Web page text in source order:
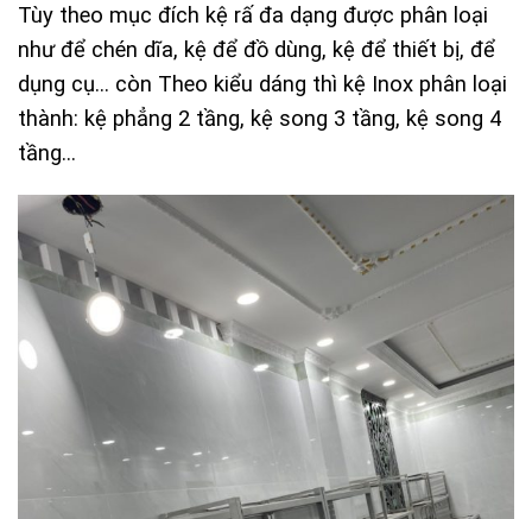
Tùy theo mục đích kệ rấ đa dạng được phân loại
như để chén dĩa, kệ để đồ dùng, kệ để thiết bị, để
dụng cụ… còn Theo kiểu dáng thì kệ Inox phân loại
thành: kệ phẳng 2 tầng, kệ song 3 tầng, kệ song 4
tầng…